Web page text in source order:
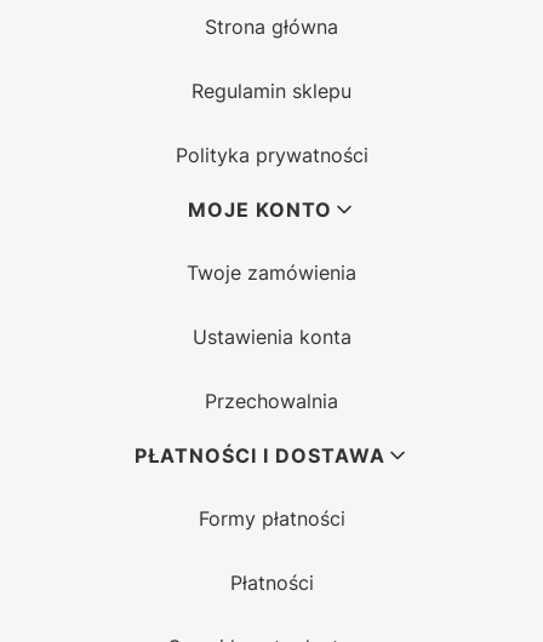
Strona główna
Regulamin sklepu
Polityka prywatności
MOJE KONTO
Twoje zamówienia
Ustawienia konta
Przechowalnia
PŁATNOŚCI I DOSTAWA
Formy płatności
Płatności